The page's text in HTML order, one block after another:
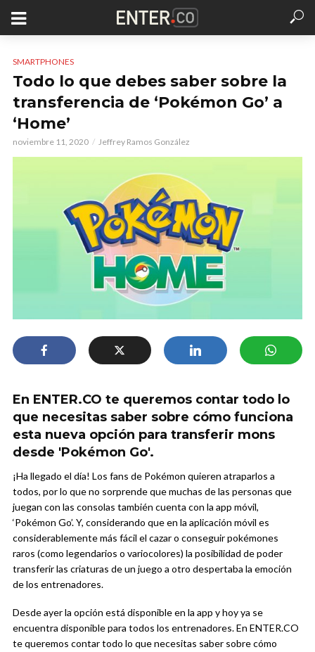
SMARTPHONES
Todo lo que debes saber sobre la
transferencia de ‘Pokémon Go’ a
‘Home’
noviembre 11, 2020 Jeffrey Ramos González
En ENTER.CO te queremos contar todo lo
que necesitas saber sobre cómo funciona
esta nueva opción para transferir mons
desde 'Pokémon Go'.
¡Ha llegado el día! Los fans de Pokémon quieren atraparlos a
todos, por lo que no sorprende que muchas de las personas que
juegan con las consolas también cuenta con la app móvil,
‘Pokémon Go’. Y, considerando que en la aplicación móvil es
considerablemente más fácil el cazar o conseguir pokémones
raros (como legendarios o variocolores) la posibilidad de poder
transferir las criaturas de un juego a otro despertaba la emoción
de los entrenadores.
Desde ayer la opción está disponible en la app y hoy ya se
encuentra disponible para todos los entrenadores. En ENTER.CO
te queremos contar todo lo que necesitas saber sobre cómo